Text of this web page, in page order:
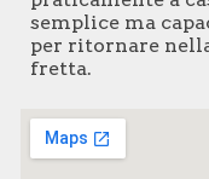
semplice ma
per ritornare
fretta.